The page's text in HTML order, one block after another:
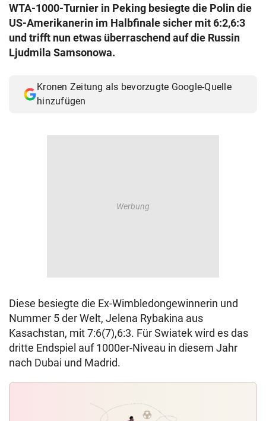
Muthgasse 2, 1190 Wien
WTA-1000-Turnier in Peking besiegte die Polin die
US-Amerikanerin im Halbfinale sicher mit 6:2,6:3
und trifft nun etwas überraschend auf die Russin
Ljudmila Samsonowa.
Kronen Zeitung als bevorzugte Google-Quelle
hinzufügen
Diese besiegte die Ex-Wimbledongewinnerin und
Nummer 5 der Welt, Jelena Rybakina aus
Kasachstan, mit 7:6(7),6:3. Für Swiatek wird es das
dritte Endspiel auf 1000er-Niveau in diesem Jahr
nach Dubai und Madrid.